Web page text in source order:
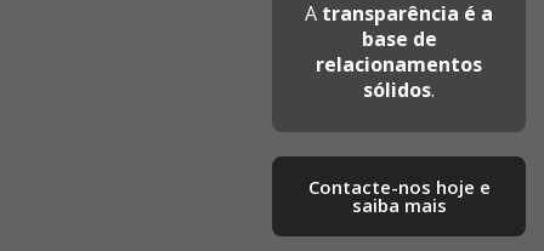
A transparência é a
base de
relacionamentos
sólidos.
Contacte-nos hoje e
saiba mais​